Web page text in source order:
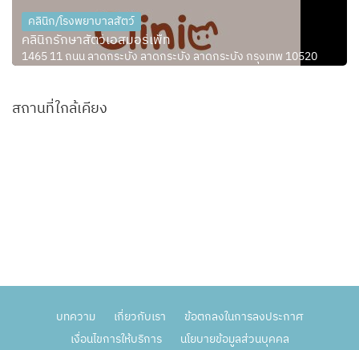
คลินิก/โรงพยาบาลสัตว์
คลินิกรักษาสัตว์เอสมอร์เพ็ท
1465 11 ถนน ลาดกระบัง ลาดกระบัง ลาดกระบัง กรุงเทพ 10520
สถานที่ใกล้เคียง
บทความ เกี่ยวกับเรา
ข้อตกลงในการลงประกาศ
เงื่อนไขการให้บริการ
นโยบายข้อมูลส่วนบุคคล